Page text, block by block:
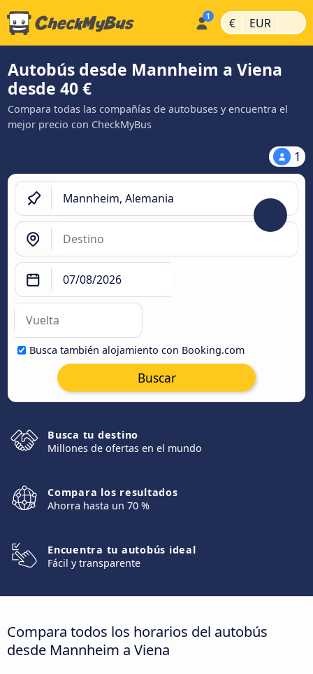
€ | EUR |
Autobús desde Mannheim a Viena
desde 40 €
Compara todas las compañías de autobuses y encuentra el
mejor precio con CheckMyBus
1
Busca también alojamiento con Booking.com
Buscar
Busca tu destino
Millones de ofertas en el mundo
Compara los resultados
Ahorra hasta un 70 %
Encuentra tu autobús ideal
Fácil y transparente
Compara todos los horarios del autobús
desde Mannheim a Viena